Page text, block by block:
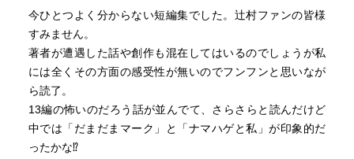
今ひとつよく分からない短編集でした。辻村ファンの皆様
すみません。
著者が遭遇した話や創作も混在してはいるのでしょうが私
には全くその方面の感受性が無いのでフンフンと思いなが
ら読了。
13編の怖いのだろう話が並んでて、さらさらと読んだけど
中では「だまだまマーク」と「ナマハゲと私」が印象的だ
ったかな⁉︎